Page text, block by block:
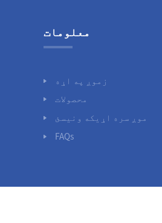
معلومات
زموږ په اړه
محصولات
موږ سره اړیکه ونیسئ
FAQs